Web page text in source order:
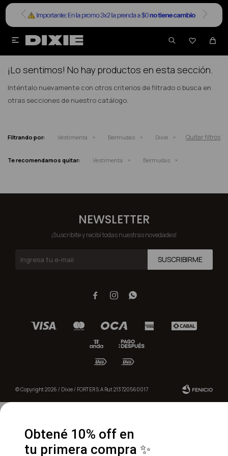


NO SE HAN RECUPERADO PRODUCTOS
¡Lo sentimos! No hay productos en esta sección.
Inténtalo nuevamente con otros criterios de filtrado o busca en
otras secciones de nuestro catálogo.
Filtrando por: Vestimenta Bermudas Dixie Quitar filtros
Te recomendamos quitar: Vestimenta Bermudas
NEWSLETTER
¡Suscribite y recibí todas nuestras novedades!
SUSCRIBIRME
  
© Copyright 2026 / Dixie / FORTER S.A Rut 213720560017
Obtené 10% off en
tu primera compra ✨